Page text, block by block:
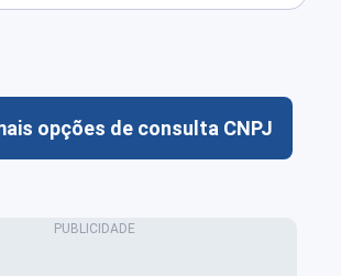
opções de consulta CNPJ